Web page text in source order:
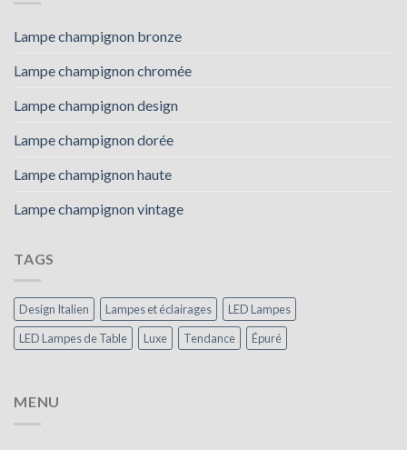
Lampe champignon bronze
Lampe champignon chromée
Lampe champignon design
Lampe champignon dorée
Lampe champignon haute
Lampe champignon vintage
TAGS
Design Italien Lampes et éclairages
LED Lampes
LED Lampes de Table
Luxe Tendance Épuré
MENU